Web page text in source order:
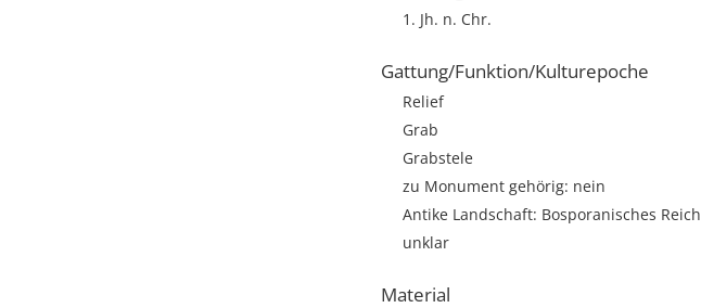
1. Jh. n. Chr.
Gattung/Funktion/Kulturepoche
Relief
Grab
Grabstele
zu Monument gehörig: nein
Antike Landschaft: Bosporanisches Reich
unklar
Material